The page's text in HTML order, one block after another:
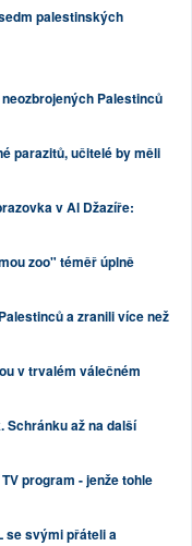
palestinských
Palestinců
parazitů, učitelé by měli
v Al Džazíře:
zoo" téměř úplně
a zranili více než
v trvalém válečném
Schránku až na další
program - jenže tohle
se svými přáteli a